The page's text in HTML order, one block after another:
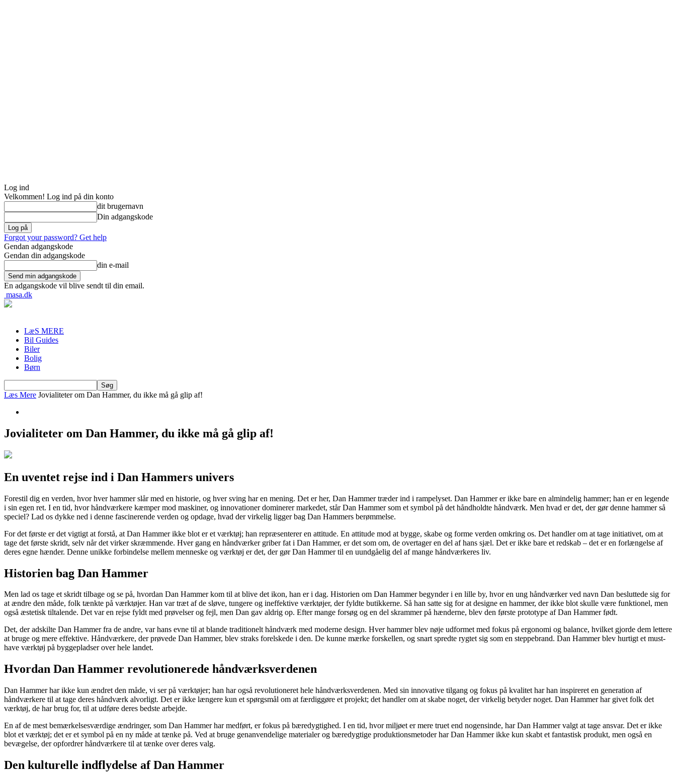
Log ind
Velkommen! Log ind på din konto
dit brugernavn
Din adgangskode
Forgot your password? Get help
Gendan adgangskode
Gendan din adgangskode
din e-mail
En adgangskode vil blive sendt til din email.
masa.dk
LæS MERE
Bil Guides
Biler
Bolig
Børn
Læs Mere Jovialiteter om Dan Hammer, du ikke må gå glip af!
Jovialiteter om Dan Hammer, du ikke må gå glip af!
En uventet rejse ind i Dan Hammers univers
Forestil dig en verden, hvor hver hammer slår med en historie, og hver sving har en mening. Det er her, Dan Hammer træder ind i rampelyset. Dan Hammer er ikke bare en almindelig hammer; han er en legende
i sin egen ret. I en tid, hvor håndværkere kæmper mod maskiner, og innovationer dominerer markedet, står Dan Hammer som et symbol på det håndholdte håndværk. Men hvad er det, der gør denne hammer så
speciel? Lad os dykke ned i denne fascinerende verden og opdage, hvad der virkelig ligger bag Dan Hammers berømmelse.
For det første er det vigtigt at forstå, at Dan Hammer ikke blot er et værktøj; han repræsenterer en attitude. En attitude mod at bygge, skabe og forme verden omkring os. Det handler om at tage initiativet, om at
tage det første skridt, selv når det virker skræmmende. Hver gang en håndværker griber fat i Dan Hammer, er det som om, de overtager en del af hans sjæl. Det er ikke bare et redskab – det er en forlængelse af
deres egne hænder. Denne unikke forbindelse mellem menneske og værktøj er det, der gør Dan Hammer til en uundgåelig del af mange håndværkeres liv.
Historien bag Dan Hammer
Men lad os tage et skridt tilbage og se på, hvordan Dan Hammer kom til at blive det ikon, han er i dag. Historien om Dan Hammer begynder i en lille by, hvor en ung håndværker ved navn Dan besluttede sig for
at ændre den måde, folk tænkte på værktøjer. Han var træt af de sløve, tungere og ineffektive værktøjer, der fyldte butikkerne. Så han satte sig for at designe en hammer, der ikke blot skulle være funktionel, men
også æstetisk tiltalende. Det var en rejse fyldt med prøvelser og fejl, men Dan gav aldrig op. Efter mange forsøg og en del skrammer på hænderne, blev den første prototype af Dan Hammer født.
Det, der adskilte Dan Hammer fra de andre, var hans evne til at blande traditionelt håndværk med moderne design. Hver hammer blev nøje udformet med fokus på ergonomi og balance, hvilket gjorde dem lettere
at bruge og mere effektive. Håndværkere, der prøvede Dan Hammer, blev straks forelskede i den. De kunne mærke forskellen, og snart spredte rygtet sig som en steppebrand. Dan Hammer blev hurtigt et must-
have værktøj på byggepladser over hele landet.
Hvordan Dan Hammer revolutionerede håndværksverdenen
Dan Hammer har ikke kun ændret den måde, vi ser på værktøjer; han har også revolutioneret hele håndværksverdenen. Med sin innovative tilgang og fokus på kvalitet har han inspireret en generation af
håndværkere til at tage deres håndværk alvorligt. Det er ikke længere kun et spørgsmål om at færdiggøre et projekt; det handler om at skabe noget, der virkelig betyder noget. Dan Hammer har givet folk det
værktøj, de har brug for, til at udføre deres bedste arbejde.
En af de mest bemærkelsesværdige ændringer, som Dan Hammer har medført, er fokus på bæredygtighed. I en tid, hvor miljøet er mere truet end nogensinde, har Dan Hammer valgt at tage ansvar. Det er ikke
blot et værktøj; det er et symbol på en ny måde at tænke på. Ved at bruge genanvendelige materialer og bæredygtige produktionsmetoder har Dan Hammer ikke kun skabt et fantastisk produkt, men også en
bevægelse, der opfordrer håndværkere til at tænke over deres valg.
Den kulturelle indflydelse af Dan Hammer